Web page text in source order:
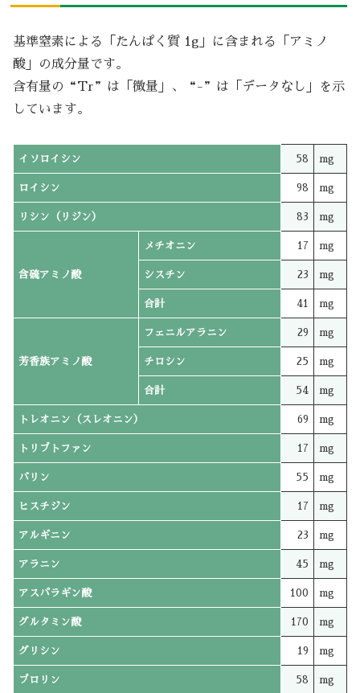
基準窒素による「たんぱく質 1g」に含まれる「アミノ
酸」の成分量です。
含有量の“Tr”は「微量」、“-”は「データなし」を示
しています。
イソロイシン 58 mg
ロイシン 98 mg
リシン（リジン） 83 mg
含硫アミノ酸
メチオニン 17 mg
シスチン 23 mg
合計 41 mg
芳香族アミノ酸
フェニルアラニン 29 mg
チロシン 25 mg
合計 54 mg
トレオニン（スレオニン） 69 mg
トリプトファン 17 mg
バリン 55 mg
ヒスチジン 17 mg
アルギニン 23 mg
アラニン 45 mg
アスパラギン酸 100 mg
グルタミン酸 170 mg
グリシン 19 mg
プロリン 58 mg